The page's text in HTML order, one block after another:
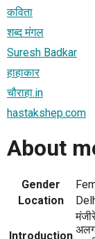
कविता
शब्द मंगल
Suresh Badkar
हाहाकार
चौराहा.in
hastakshep.com
About
Gender
Location
Introduction